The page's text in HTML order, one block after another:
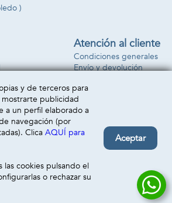
)
Atención al cliente
Condiciones generales
Envío y devolución
y de terceros para
mostrarte publicidad
a un perfil elaborado a
navegación (por
Clica AQUÍ para
las cookies pulsando el
o rechazar su
Aceptar